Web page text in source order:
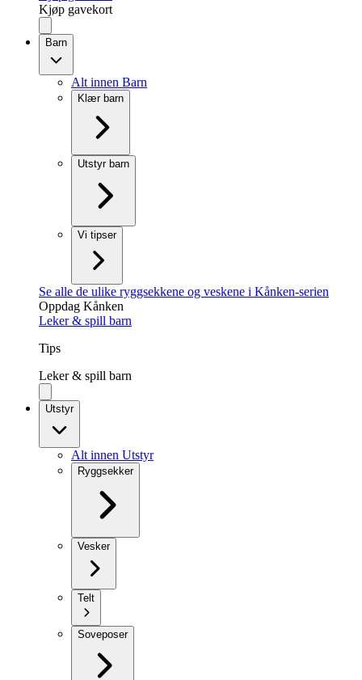
Kjøp gavekort
Barn
Alt innen Barn
Klær barn
Utstyr barn
Vi tipser
Se alle de ulike ryggsekkene og veskene i Kånken-serien
Oppdag Kånken
Leker & spill barn
Tips
Leker & spill barn
Utstyr
Alt innen Utstyr
Ryggsekker
Vesker
Telt
Soveposer